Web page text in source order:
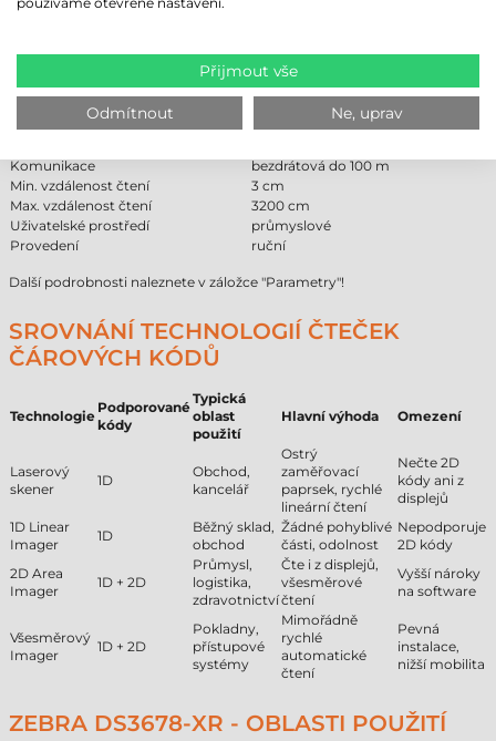
DS3678-XR - TECHNICKÉ PARAMETRY
Model
DS3678-XR
Komunikace
bezdrátová do 100 m
Min. vzdálenost čtení
3 cm
Max. vzdálenost čtení
3200 cm
Uživatelské prostředí
průmyslové
Provedení
ruční
Další podrobnosti naleznete v záložce "Parametry"!
SROVNÁNÍ TECHNOLOGIÍ ČTEČEK
ČÁROVÝCH KÓDŮ
Technologie
Podporované
kódy
Typická
oblast
použití
Hlavní výhoda Omezení
Laserový
skener
1D
Obchod,
kancelář
Ostrý
zaměřovací
paprsek, rychlé
lineární čtení
Nečte 2D
kódy ani z
displejů
1D Linear
Imager
1D
Běžný sklad,
obchod
Žádné pohyblivé
části, odolnost
Nepodporuje
2D kódy
2D Area
Imager
1D + 2D
Průmysl,
logistika,
zdravotnictví
Čte i z displejů,
všesměrové
čtení
Vyšší nároky
na software
Všesměrový
Imager
1D + 2D
Pokladny,
přístupové
systémy
Mimořádně
rychlé
automatické
čtení
Pevná
instalace,
nižší mobilita
ZEBRA DS3678-XR - OBLASTI POUŽITÍ
Přijmout vše
Odmítnout Ne, uprav